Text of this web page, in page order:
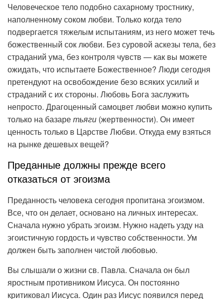
Человеческое тело подобно сахарному тростнику,
наполненному соком любви. Только когда тело
подвергается тяжелым испытаниям, из него может течь
божественный сок любви. Без суровой аскезы тела, без
страданий ума, без контроля чувств — как вы можете
ожидать, что испытаете Божественное? Люди сегодня
претендуют на освобождение безо всяких усилий и
страданий с их стороны. Любовь Бога заслужить
непросто. Драгоценный самоцвет любви можно купить
только на базаретьяги (жертвенности). Он имеет
ценность только в Царстве Любви. Откуда ему взяться
на рынке дешевых вещей?
Преданные должны прежде всего
отказаться от эгоизма
Преданность человека сегодня пропитана эгоизмом.
Все, что он делает, основано на личных интересах.
Сначала нужно убрать эгоизм. Нужно надеть узду на
эгоистичную гордость и чувство собственности. Ум
должен быть заполнен чистой любовью.
Вы слышали о жизни св. Павла. Сначала он был
яростным противником Иисуса. Он постоянно
критиковал Иисуса. Один раз Иисус появился перед